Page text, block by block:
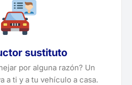
sustituto
por alguna razón? Un
a ti y a tu vehículo a casa.